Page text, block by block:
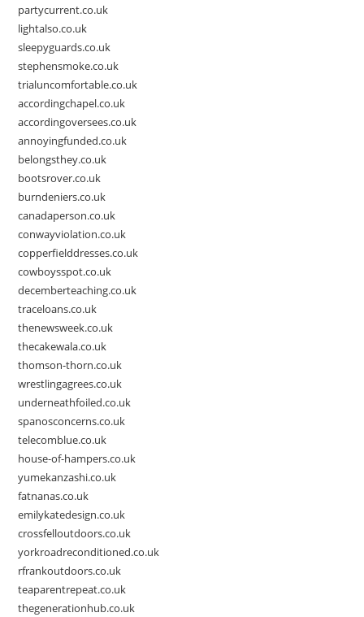
partycurrent.co.uk
lightalso.co.uk
sleepyguards.co.uk
stephensmoke.co.uk
trialuncomfortable.co.uk
accordingchapel.co.uk
accordingoversees.co.uk
annoyingfunded.co.uk
belongsthey.co.uk
bootsrover.co.uk
burndeniers.co.uk
canadaperson.co.uk
conwayviolation.co.uk
copperfielddresses.co.uk
cowboysspot.co.uk
decemberteaching.co.uk
traceloans.co.uk
thenewsweek.co.uk
thecakewala.co.uk
thomson-thorn.co.uk
wrestlingagrees.co.uk
underneathfoiled.co.uk
spanosconcerns.co.uk
telecomblue.co.uk
house-of-hampers.co.uk
yumekanzashi.co.uk
fatnanas.co.uk
emilykatedesign.co.uk
crossfelloutdoors.co.uk
yorkroadreconditioned.co.uk
rfrankoutdoors.co.uk
teaparentrepeat.co.uk
thegenerationhub.co.uk